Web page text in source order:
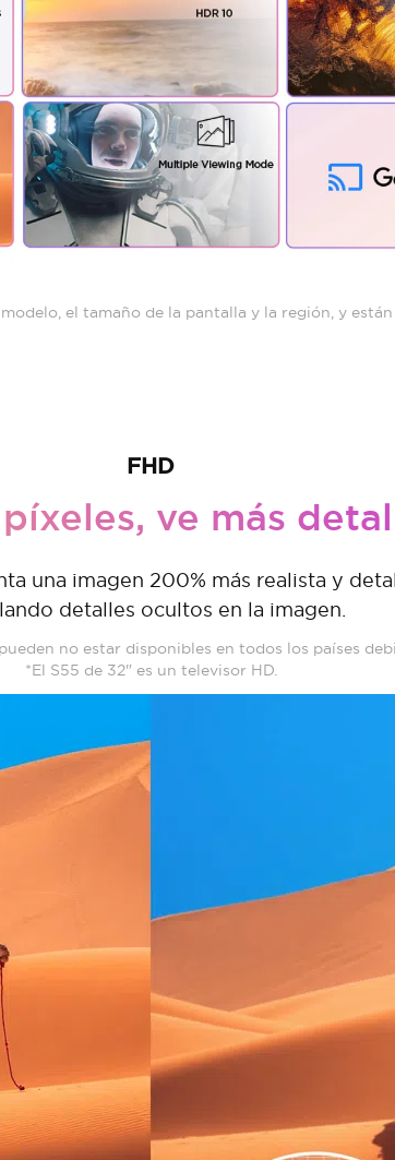
el tamaño de la pantalla y la región, y
FHD
ve más
una imagen 200% más realista y
detalles ocultos en la imagen.
no estar disponibles en todos los países
*El S55 de 32" es un televisor HD.